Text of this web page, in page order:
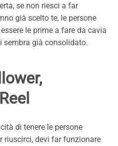
se non riesci a far
già scelto te, le persone
le prime a fare da cavia
sembra già consolidato.
di tenere le persone
riuscirci, devi far funzionare